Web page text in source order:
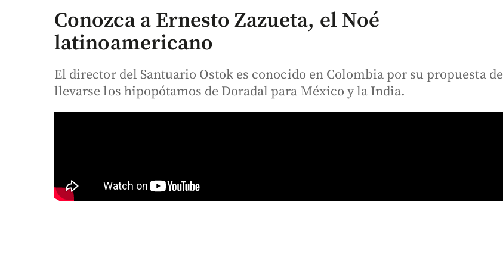
Conozca a Ernesto Zazueta, el Noé
latinoamericano
El director del Santuario Ostok es conocido en Colombia por su propuesta de
llevarse los hipopótamos de Doradal para México y la India.